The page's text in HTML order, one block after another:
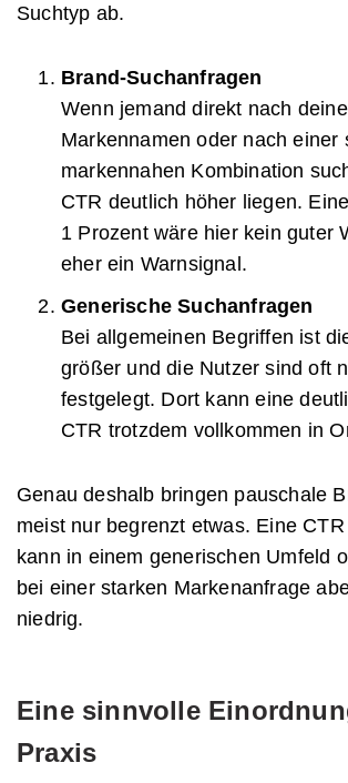
Suchtyp ab.
Brand-Suchanfragen
Wenn jemand direkt nach
Markennamen oder nach einer
markennahen Kombination
CTR deutlich höher liegen.
1 Prozent wäre hier kein guter
eher ein Warnsignal.
Generische Suchanfragen
Bei allgemeinen Begriffen ist
größer und die Nutzer sind oft
festgelegt. Dort kann eine
CTR trotzdem vollkommen in
Genau deshalb bringen pauschale
meist nur begrenzt etwas. Eine
kann in einem generischen Umfeld
bei einer starken Markenanfrage
niedrig.
Eine sinnvolle
Praxis